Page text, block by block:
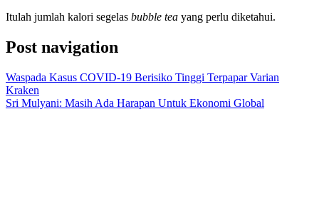
Itulah jumlah kalori segelas bubble tea yang perlu diketahui.
Post navigation
Waspada Kasus COVID-19 Berisiko Tinggi Terpapar Varian
Kraken
Sri Mulyani: Masih Ada Harapan Untuk Ekonomi Global